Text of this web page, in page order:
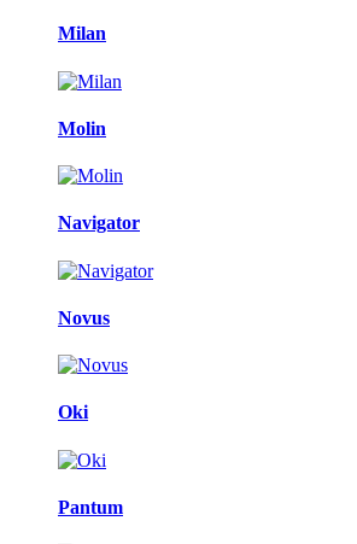
Milan
Molin
Navigator
Novus
Oki
Pantum